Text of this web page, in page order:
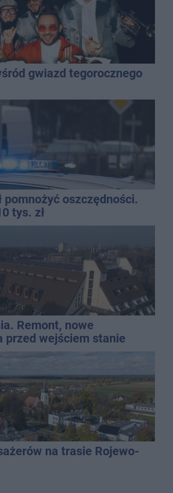
gwiazd tegorocznego
pomnożyć oszczędności.
tys. zł
Remont, nowe
przed wejściem stanie
na trasie Rojewo-